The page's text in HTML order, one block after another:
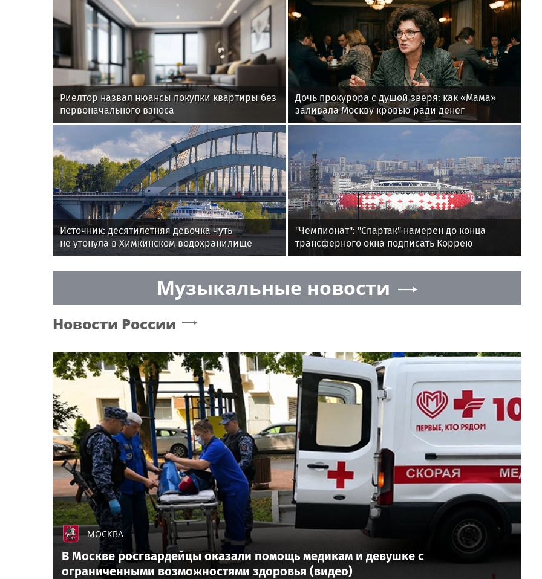
Риелтор назвал нюансы покупки квартиры без
первоначального взноса
Дочь прокурора с душой зверя: как «Мама»
заливала Москву кровью ради денег
Источник: десятилетняя девочка чуть
не утонула в Химкинском водохранилище
"Чемпионат": "Спартак" намерен до конца
трансферного окна подписать Коррею
Музыкальные новости
Новости России
МОСКВА
В Москве росгвардейцы оказали помощь медикам и девушке с
ограниченными возможностями здоровья (видео)